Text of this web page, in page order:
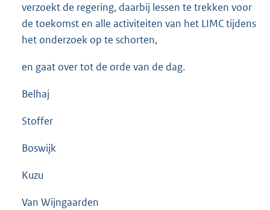
verzoekt de regering, daarbij lessen te trekken voor
de toekomst en alle activiteiten van het LIMC tijdens
het onderzoek op te schorten,
en gaat over tot de orde van de dag.
Belhaj
Stoffer
Boswijk
Kuzu
Van Wijngaarden